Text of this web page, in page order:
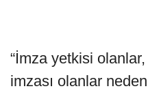
“İmza yetkisi olanlar,
imzası olanlar